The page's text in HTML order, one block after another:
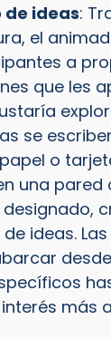
de ideas:
el
a
que les
se
o
una pared
ideas.
más